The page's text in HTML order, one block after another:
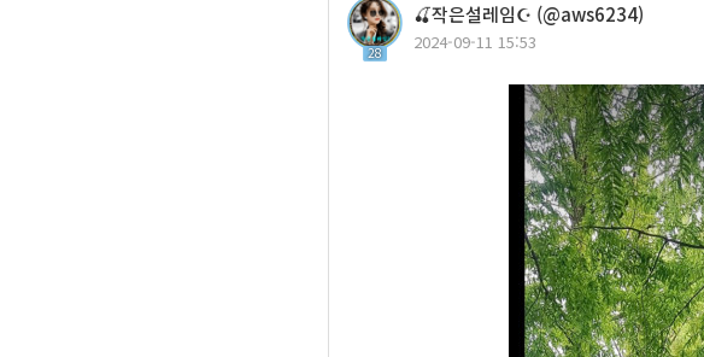
28
🍒작은설레임☪️ (@aws6234)
2024-09-11 15:53